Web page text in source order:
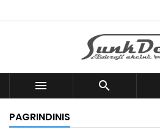
 
PAGRINDINIS